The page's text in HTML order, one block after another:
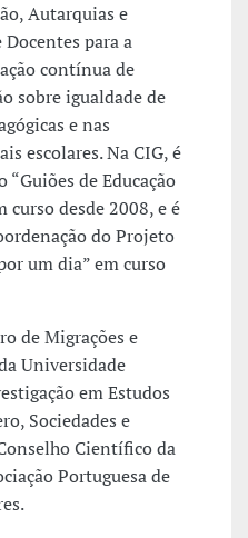
Autarquias e
para a
contínua de
sobre igualdade de
e nas
escolares. Na CIG, é
de Educação
curso desde 2008, e é
do Projeto
um dia” em curso
de Migrações e
Universidade
em Estudos
Sociedades e
Científico da
Portuguesa de